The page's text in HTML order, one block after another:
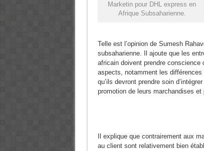
Marketin pour DHL express en
Afrique Subsaharienne.
Telle est l’opinion de Sumesh
subsaharienne. Il ajoute que les
africain doivent prendre conscience
aspects, notamment les
qu’ils devront prendre soin
promotion de leurs marchandises
Il explique que contrairement aux
au client sont relativement bien